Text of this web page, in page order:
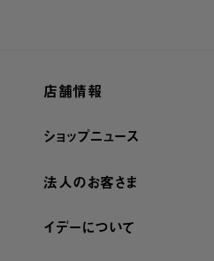
店舗情報
ショップニュース
法人のお客さま
イデーについて